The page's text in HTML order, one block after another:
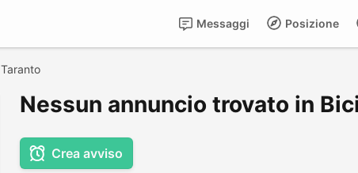
Posizione
Messaggi
Taranto
Nessun annuncio trovato in
Crea avviso